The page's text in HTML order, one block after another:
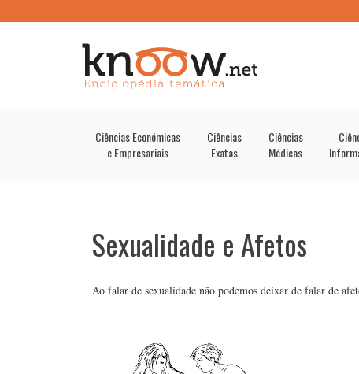
Ciências Económicas
e Empresariais
Ciências
Exatas
Ciências
Médicas
Sexualidade e Afetos
Ao falar de sexualidade não podemos deixar de falar de